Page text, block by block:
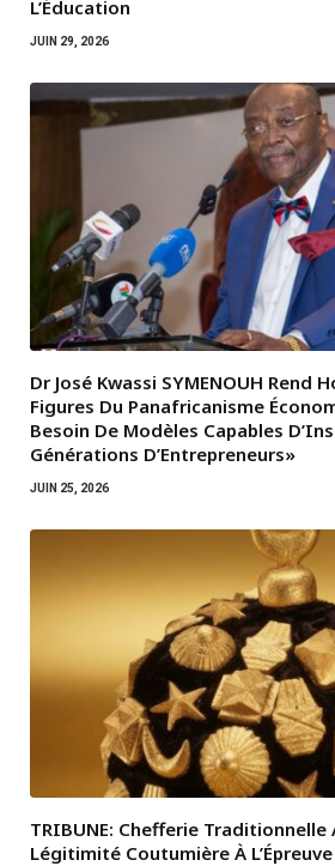
L’Éducation
JUIN 29, 2026
Dr José Kwassi SYMENOUH Rend
Figures Du Panafricanisme
Besoin De Modèles Capables
Générations D’Entrepreneurs»
JUIN 25, 2026
TRIBUNE: Chefferie Traditionnelle
Légitimité Coutumière À